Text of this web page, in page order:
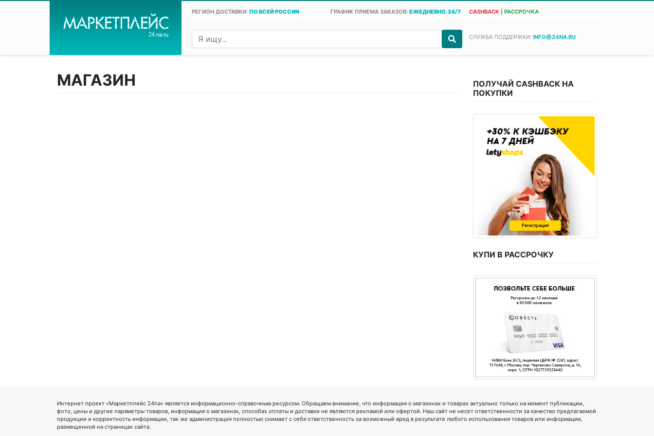
РЕГИОН ДОСТАВКИ: ПО ВСЕЙ РОССИИ ГРАФИК ПРИЕМА ЗАКАЗОВ: ЕЖЕДНЕВНО, 24/7 CASHBACK| РАССРОЧКА
СЛУЖБА ПОДДЕРЖКИ: INFO@24NA.RU
МАГАЗИН
ПОЛУЧАЙ CASHBACK НА
ПОКУПКИ
КУПИ В РАССРОЧКУ
Интернет проект «Маркетплейс 24na» является информационно-справочным ресурсом. Обращаем внимание, что информация о магазинах и товарах актуально только на момент публикации,
фото, цены и другие параметры товаров, информация о магазинах, способах оплаты и доставки не являются рекламой или офертой. Наш сайт не несет ответственности за качество предлагаемой
продукции и корректность информации, так же администрация полностью снимает с себя ответственность за возможный вред в результате любого использования товаров или информации,
размещенной на страницах сайта.